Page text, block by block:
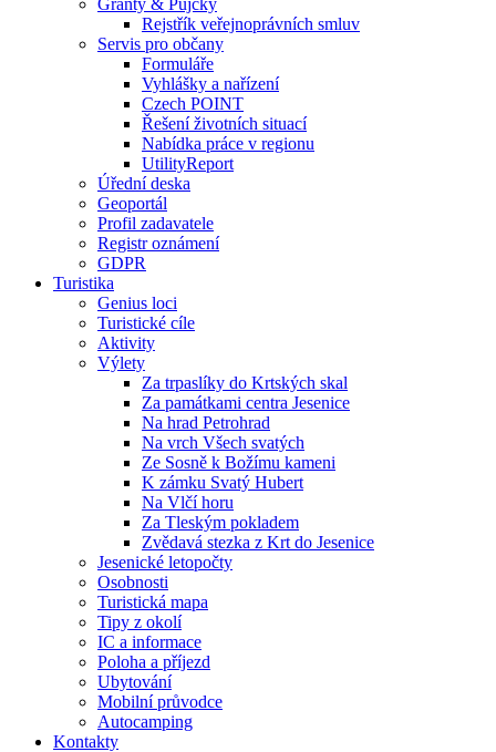
Granty & Půjčky
Rejstřík veřejnoprávních smluv
Servis pro občany
Formuláře
Vyhlášky a nařízení
Czech POINT
Řešení životních situací
Nabídka práce v regionu
UtilityReport
Úřední deska
Geoportál
Profil zadavatele
Registr oznámení
GDPR
Turistika
Genius loci
Turistické cíle
Aktivity
Výlety
Za trpaslíky do Krtských skal
Za památkami centra Jesenice
Na hrad Petrohrad
Na vrch Všech svatých
Ze Sosně k Božímu kameni
K zámku Svatý Hubert
Na Vlčí horu
Za Tleským pokladem
Zvědavá stezka z Krt do Jesenice
Jesenické letopočty
Osobnosti
Turistická mapa
Tipy z okolí
IC a informace
Poloha a příjezd
Ubytování
Mobilní průvodce
Autocamping
Kontakty